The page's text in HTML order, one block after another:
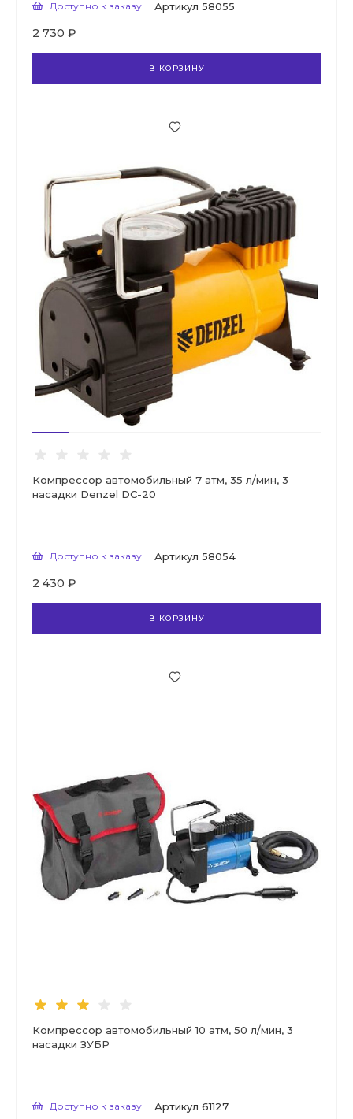
Доступно к заказу Артикул 58055
2 730 ₽
В КОРЗИНУ
Компрессор автомобильный 7 атм, 35 л/мин, 3
насадки Denzel DС-20
Доступно к заказу Артикул 58054
2 430 ₽
В КОРЗИНУ
Компрессор автомобильный 10 атм, 50 л/мин, 3
насадки ЗУБР
Доступно к заказу Артикул 61127